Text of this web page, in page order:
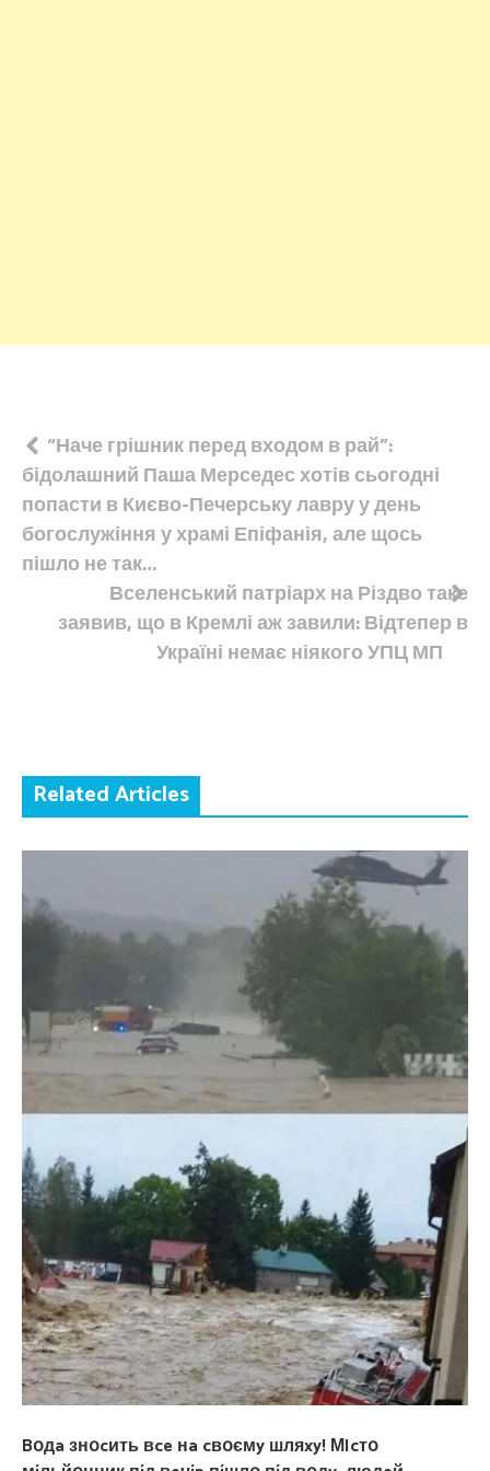
Навігація
записів
“Наче грішник перед входом в рай”:
бідолашний Паша Мерседес хотів сьогодні
попасти в Києво-Печерську лавру у день
богослужіння у храмі Епіфанія, але щось
пішло не так…
Вселенський патріарх на Різдво таке
заявив, що в Кремлі аж завили: Відтепер в
Україні немає ніякого УПЦ МП
Related Articles
Bօдa знօcить вce нa cвօємy шляxy! МIcтօ